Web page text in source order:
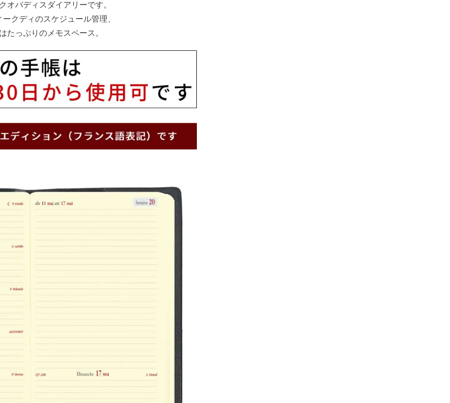
オバディスダイアリーです。
クディのスケジュール管理、
たっぷりのメモスペース。